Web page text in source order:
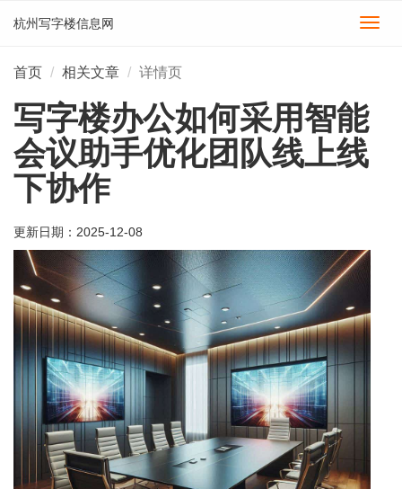
切
杭州写字楼信息网
首页 相关文章 详情页
写字楼办公如何采用智能
会议助手优化团队线上线
下协作
更新日期： 2025-12-08